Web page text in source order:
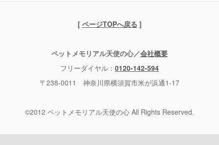
[ ページTOPへ戻る ]
ペットメモリアル天使の心／会社概要
フリーダイヤル： 0120-142-594
〒238-0011 神奈川県横須賀市米が浜通1-17
©2012 ペットメモリアル天使の心 All Rights Reserved.